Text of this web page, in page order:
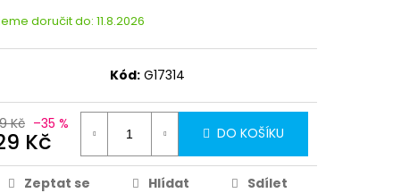
doručit do: 11.8.2026
Kód: G17314
Kč –35 %
Kč DO KOŠÍKU
Zeptat se Hlídat Sdílet